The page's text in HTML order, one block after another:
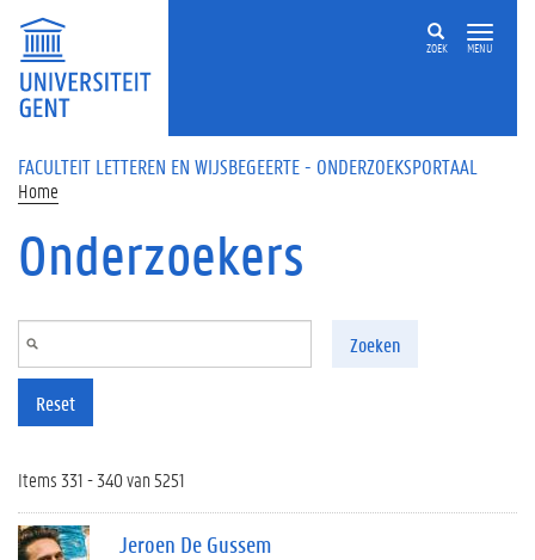
Overslaan en naar de inhoud gaan
ZOEK MENU
FACULTEIT LETTEREN EN WIJSBEGEERTE - ONDERZOEKSPORTAAL
Home
Onderzoekers
Zoeken
Reset
Items 331 - 340 van 5251
Jeroen De Gussem